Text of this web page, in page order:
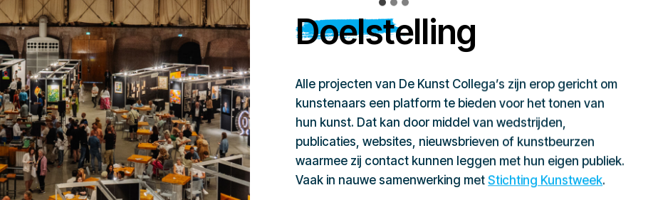
Doelstelling
Alle projecten van De Kunst Collega’s zijn erop gericht om
kunstenaars een platform te bieden voor het tonen van
hun kunst. Dat kan door middel van wedstrijden,
publicaties, websites, nieuwsbrieven of kunstbeurzen
waarmee zij contact kunnen leggen met hun eigen publiek.
Vaak in nauwe samenwerking metStichting Kunstweek.